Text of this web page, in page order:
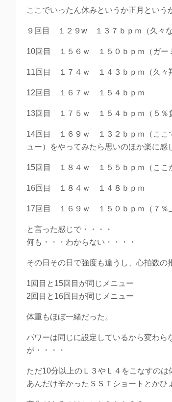
ここでいったん休みというか正月という
９回目 １２９w １３７ｂｐｍ（久々な
10回目 １５６ｗ １５０ｂｐｍ（ガー
11回目 １７４ｗ １４３ｂｐｍ（久々
12回目 １６７ｗ １５４ｂｐｍ
13回目 １７５ｗ １５４ｂｐｍ（５％
14回目 １６９ｗ １３２ｂｐｍ（ここ
ュー）をやってみたら思いのほか楽に感
15回目 １８４ｗ １５５ｂｐｍ（ここ
16回目 １８４ｗ １４８ｂｐｍ
17回目 １６９ｗ １５０ｂｐｍ（７％
と言った感じで・・・・
何も・・・わからない・・・・
その日その日で強度も違うし、心拍数の
1回目と15回目が同じメニュー
2回目と16回目が同じメニュー
体重もほぼ一緒だった。
パワーは同じに設定しているから変わ
が・・・・
ただ10分以上のＬ３やＬ４をこなすのは
あんだけ辛かったＳＳＴショートとかひ